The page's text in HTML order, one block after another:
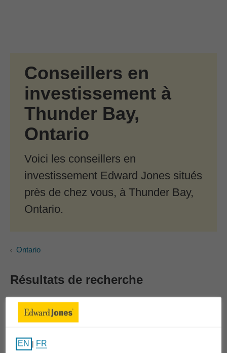
Conseillers en
investissement à
Thunder Bay,
Ontario
Voici les conseillers en
investissement Edward Jones situés
près de chez vous, à Thunder Bay,
Ontario.
Ontario
Résultats de recherche
Montrant1-1sur1
EN | FR